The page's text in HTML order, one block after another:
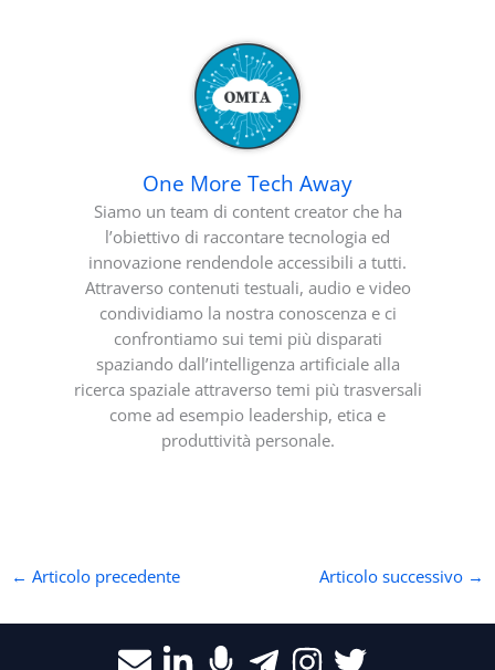
One More Tech Away
Siamo un team di content creator che ha
l’obiettivo di raccontare tecnologia ed
innovazione rendendole accessibili a tutti.
Attraverso contenuti testuali, audio e video
condividiamo la nostra conoscenza e ci
confrontiamo sui temi più disparati
spaziando dall’intelligenza artificiale alla
ricerca spaziale attraverso temi più trasversali
come ad esempio leadership, etica e
produttività personale.
← Articolo precedente Articolo successivo →